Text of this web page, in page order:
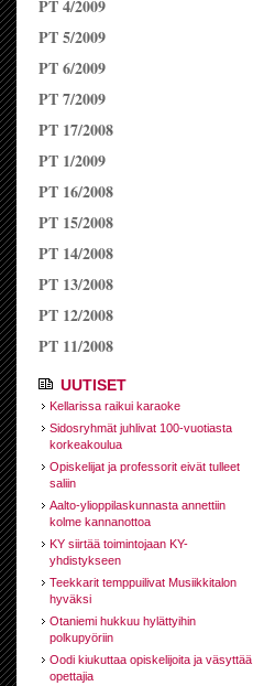
PT 4/2009
PT 5/2009
PT 6/2009
PT 7/2009
PT 17/2008
PT 1/2009
PT 16/2008
PT 15/2008
PT 14/2008
PT 13/2008
PT 12/2008
PT 11/2008
UUTISET
Kellarissa raikui karaoke
Sidosryhmät juhlivat 100-vuotiasta
korkeakoulua
Opiskelijat ja professorit eivät tulleet
saliin
Aalto-ylioppilaskunnasta annettiin
kolme kannanottoa
KY siirtää toimintojaan KY-
yhdistykseen
Teekkarit temppuilivat Musiikkitalon
hyväksi
Otaniemi hukkuu hylättyihin
polkupyöriin
Oodi kiukuttaa opiskelijoita ja väsyttää
opettajia